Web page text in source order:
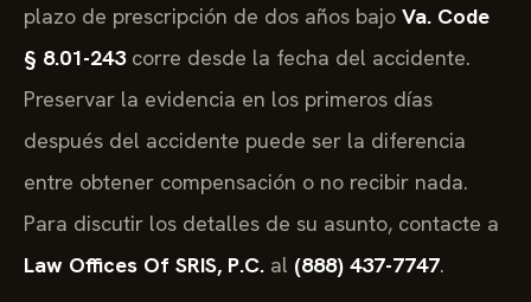
plazo de prescripción de dos años bajo Va. Code
§ 8.01-243corre desde la fecha del accidente.
Preservar la evidencia en los primeros días
después del accidente puede ser la diferencia
entre obtener compensación o no recibir nada.
Para discutir los detalles de su asunto, contacte a
Law Offices Of SRIS, P.C. al (888) 437-7747.